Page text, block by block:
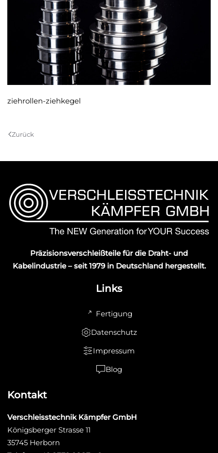
ziehrollen-ziehkegel
Zurück
Präzisionsverschleißteile für die Draht- und
Kabelindustrie – seit 1979 in Deutschland hergestellt.
Links
Fertigung
Datenschutz
Impressum
Blog
Kontakt
Verschleisstechnik Kämpfer GmbH
Königsberger Strasse 11
35745 Herborn